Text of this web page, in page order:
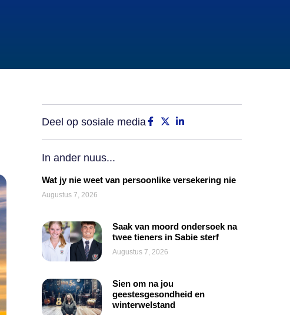
Deel op sosiale media
In ander nuus...
Wat jy nie weet van persoonlike versekering nie
Augustus 7, 2026
Saak van moord ondersoek na
twee tieners in Sabie sterf
Augustus 7, 2026
Sien om na jou
geestesgesondheid en
winterwelstand